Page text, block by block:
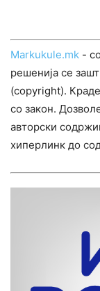
Markukule.mk -
решенија се
(copyright).
со закон.
авторски
хиперлинк до